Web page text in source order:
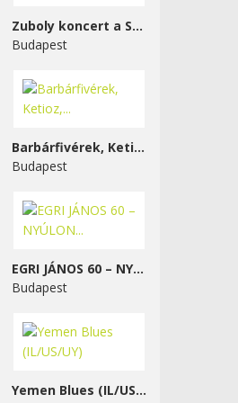
Zuboly koncert a STENK-ben
Budapest
Barbárfivérek, Ketioz,...
Budapest
EGRI JÁNOS 60 – NYÚLON...
Budapest
Yemen Blues (IL/US/UY)